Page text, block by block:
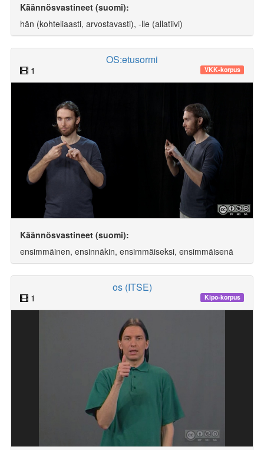
Käännösvastineet (suomi):
hän (kohteliaasti, arvostavasti), -lle (allatiivi)
OS:etusormi
1 VKK-korpus
Käännösvastineet (suomi):
ensimmäinen, ensinnäkin, ensimmäiseksi, ensimmäisenä
os (ITSE)
1 Kipo-korpus